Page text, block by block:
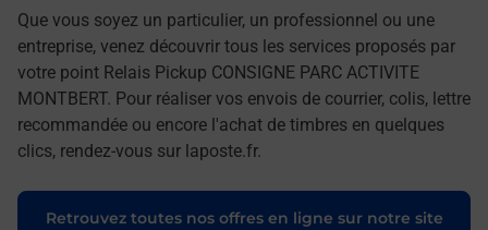
Que vous soyez un particulier, un professionnel ou une
entreprise, venez découvrir tous les services proposés par
votre point Relais Pickup CONSIGNE PARC ACTIVITE
MONTBERT. Pour réaliser vos envois de courrier, colis, lettre
recommandée ou encore l'achat de timbres en quelques
clics, rendez-vous sur laposte.fr.
Retrouvez toutes nos offres en ligne sur notre site